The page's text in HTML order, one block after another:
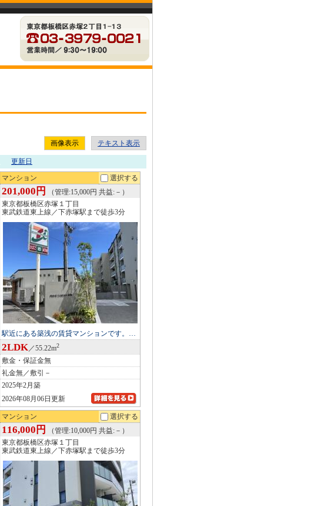
画像表示 テキスト表示
更新日
マンション 選択する
201,000円
（管理:15,000円 共益:－）
東京都板橋区赤塚１丁目
東武鉄道東上線／下赤塚駅まで徒歩3分
駅近にある築浅の賃貸マンションです。…
2LDK／55.22m2
敷金・保証金無
礼金無／敷引－
2025年2月築
2026年08月06日更新
マンション 選択する
116,000円
（管理:10,000円 共益:－）
東京都板橋区赤塚１丁目
東武鉄道東上線／下赤塚駅まで徒歩3分